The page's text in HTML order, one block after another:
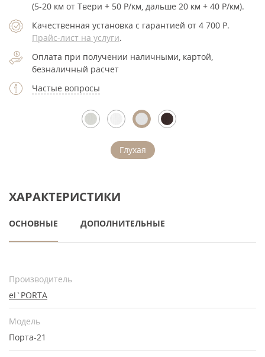
(5-20 км от Твери + 50 Р/км, дальше 20 км + 40 Р/км).
Качественная установка с гарантией от 4 700 Р.
Прайс-лист на услуги.
Оплата при получении наличными, картой,
безналичный расчет
Частые вопросы
Глухая
ХАРАКТЕРИСТИКИ
ОСНОВНЫЕ ДОПОЛНИТЕЛЬНЫЕ
Производитель
el`PORTA
Модель
Порта-21